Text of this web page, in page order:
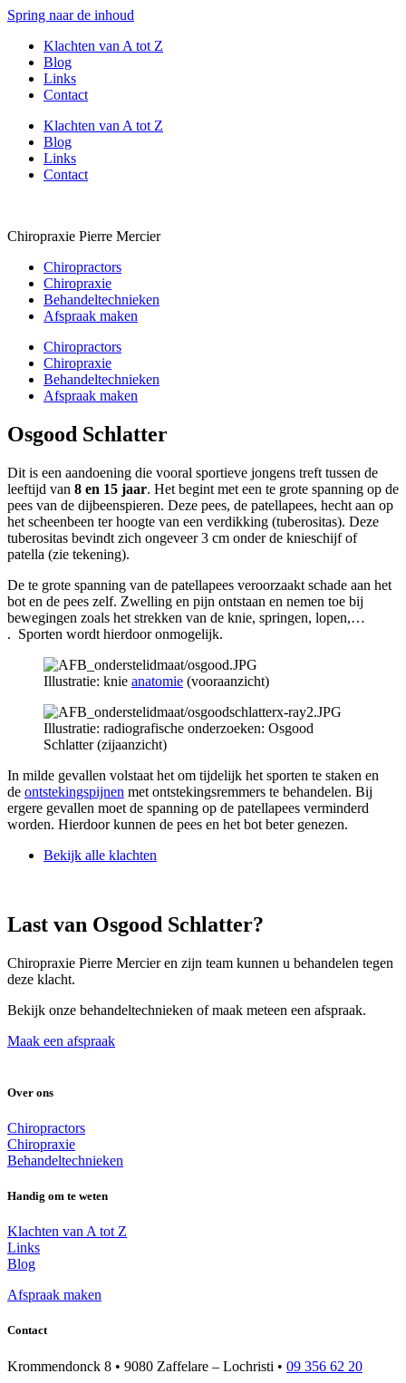
Spring naar de inhoud
Klachten van A tot Z
Blog
Links
Contact
Klachten van A tot Z
Blog
Links
Contact
Chiropraxie Pierre Mercier
Chiropractors
Chiropraxie
Behandeltechnieken
Afspraak maken
Chiropractors
Chiropraxie
Behandeltechnieken
Afspraak maken
Osgood Schlatter
Dit is een aandoening die vooral sportieve jongens treft tussen de
leeftijd van 8 en 15 jaar. Het begint met een te grote spanning op de
pees van de dijbeenspieren. Deze pees, de patellapees, hecht aan op
het scheenbeen ter hoogte van een verdikking (tuberositas). Deze
tuberositas bevindt zich ongeveer 3 cm onder de knieschijf of
patella (zie tekening).
De te grote spanning van de patellapees veroorzaakt schade aan het
bot en de pees zelf. Zwelling en pijn ontstaan en nemen toe bij
bewegingen zoals het strekken van de knie, springen, lopen,…
. Sporten wordt hierdoor onmogelijk.
Illustratie: knie anatomie (vooraanzicht)
Illustratie: radiografische onderzoeken: Osgood
Schlatter (zijaanzicht)
In milde gevallen volstaat het om tijdelijk het sporten te staken en
de ontstekingspijnen met ontstekingsremmers te behandelen. Bij
ergere gevallen moet de spanning op de patellapees verminderd
worden. Hierdoor kunnen de pees en het bot beter genezen.
Bekijk alle klachten
Last van Osgood Schlatter?
Chiropraxie Pierre Mercier en zijn team kunnen u behandelen tegen
deze klacht.
Bekijk onze behandeltechnieken of maak meteen een afspraak.
Maak een afspraak
Over ons
Chiropractors
Chiropraxie
Behandeltechnieken
Handig om te weten
Klachten van A tot Z
Links
Blog
Afspraak maken
Contact
Krommendonck 8 • 9080 Zaffelare – Lochristi • 09 356 62 20